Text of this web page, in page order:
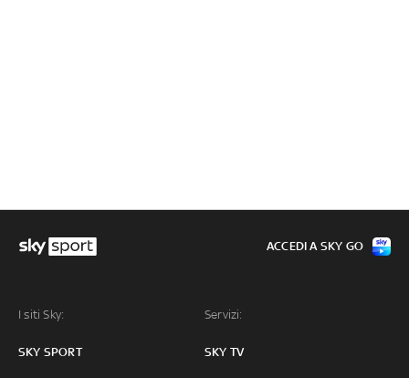
I siti Sky:
SKY SPORT
Servizi:
SKY TV
ACCEDI A SKY GO